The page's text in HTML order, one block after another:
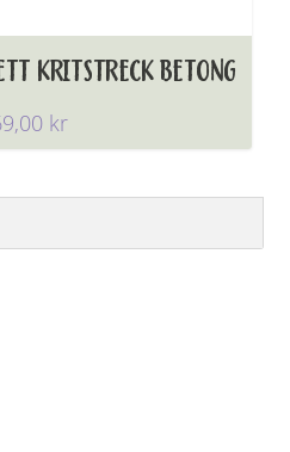
KRITSTRECK BETONG
kr